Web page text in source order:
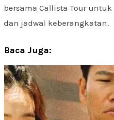
bersama Callista Tour
dan jadwal keberangkatan.
Baca Juga: